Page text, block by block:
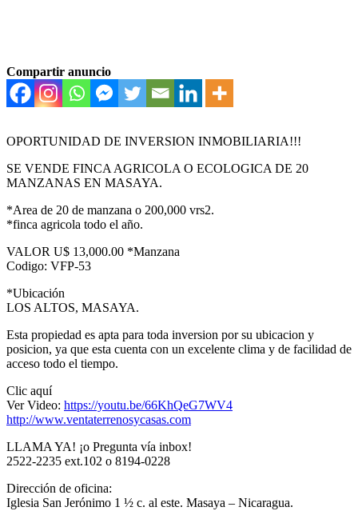
Compartir anuncio
OPORTUNIDAD DE INVERSION INMOBILIARIA!!!
SE VENDE FINCA AGRICOLA O ECOLOGICA DE 20
MANZANAS EN MASAYA.
*Area de 20 de manzana o 200,000 vrs2.
*finca agricola todo el año.
VALOR U$ 13,000.00 *Manzana
Codigo: VFP-53
*Ubicación
LOS ALTOS, MASAYA.
Esta propiedad es apta para toda inversion por su ubicacion y
posicion, ya que esta cuenta con un excelente clima y de facilidad de
acceso todo el tiempo.
Clic aquí
Ver Video: https://youtu.be/66KhQeG7WV4
http://www.ventaterrenosycasas.com
LLAMA YA! ¡o Pregunta vía inbox!
2522-2235 ext.102 o 8194-0228
Dirección de oficina:
Iglesia San Jerónimo 1 ½ c. al este. Masaya – Nicaragua.